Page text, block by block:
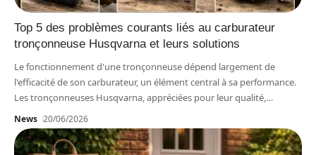
Top 5 des problèmes courants liés au carburateur
tronçonneuse Husqvarna et leurs solutions
Le fonctionnement d'une tronçonneuse dépend largement de
l'efficacité de son carburateur, un élément central à sa performance.
Les tronçonneuses Husqvarna, appréciées pour leur qualité,…
News 20/06/2026